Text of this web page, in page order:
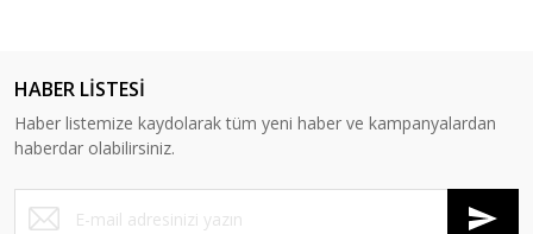
HABER LİSTESİ
Haber listemize kaydolarak tüm yeni haber ve kampanyalardan
haberdar olabilirsiniz.